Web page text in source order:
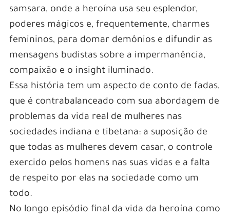
samsara, onde a heroína usa seu esplendor,
poderes mágicos e, frequentemente, charmes
femininos, para domar demônios e difundir as
mensagens budistas sobre a impermanência,
compaixão e o insight iluminado.
Essa história tem um aspecto de conto de fadas,
que é contrabalanceado com sua abordagem de
problemas da vida real de mulheres nas
sociedades indiana e tibetana: a suposição de
que todas as mulheres devem casar, o controle
exercido pelos homens nas suas vidas e a falta
de respeito por elas na sociedade como um
todo.
No longo episódio final da vida da heroína como